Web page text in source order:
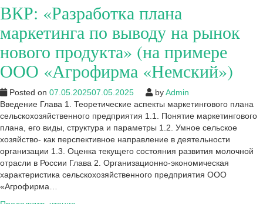
примере
ООО
«Агрофирма
ВКР: «Разработка плана
маркетинга по выводу на рынок
нового продукта» (на примере
ООО «Агрофирма «Немский»)
Posted on 07.05.202507.05.2025 byAdmin
Введение Глава 1. Теоретические аспекты маркетингового плана
сельскохозяйственного предприятия 1.1. Понятие маркетингового
плана, его виды, структура и параметры 1.2. Умное сельское
хозяйство- как перспективное направление в деятельности
организации 1.3. Оценка текущего состояния развития молочной
отрасли в России Глава 2. Организационно-экономическая
характеристика сельскохозяйственного предприятия ООО
«Агрофирма…